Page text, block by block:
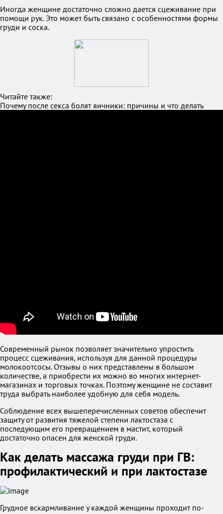
Иногда женщине достаточно сложно дается сцеживание при
помощи рук. Это может быть связано с особенностями формы
груди и соска.
Читайте также:
Почему после секса болят яичники: причины и что делать
Современный рынок позволяет значительно упростить
процесс сцеживания, используя для данной процедуры
молокоотсосы. Отзывы о них представлены в большом
количестве, а приобрести их можно во многих интернет-
магазинах и торговых точках. Поэтому женщине не составит
труда выбрать наиболее удобную для себя модель.
Соблюдение всех вышеперечисленных советов обеспечит
защиту от развития тяжелой степени лактостаза с
последующим его превращением в мастит, который
достаточно опасен для женской груди.
Как делать массажа груди при ГВ:
профилактический и при лактостазе
Грудное вскармливание у каждой женщины проходит по-